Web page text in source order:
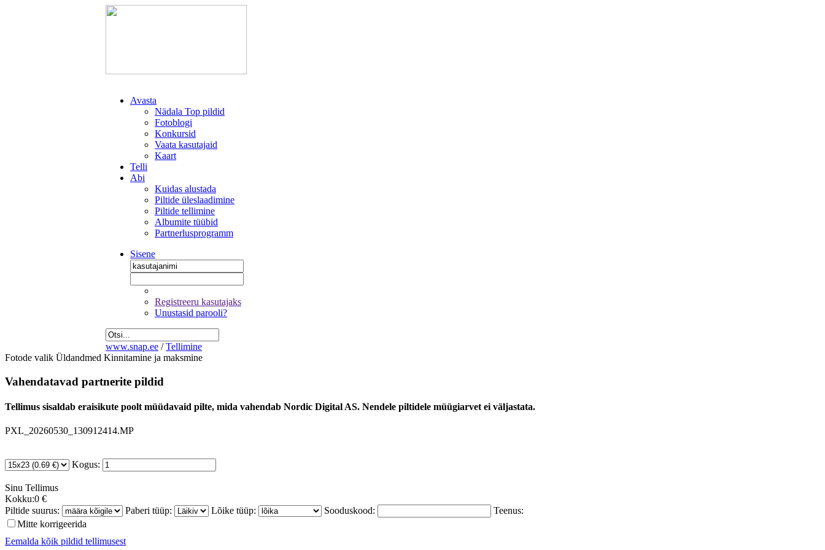
Avasta
Nädala Top pildid
Fotoblogi
Konkursid
Vaata kasutajaid
Kaart
Telli
Abi
Kuidas alustada
Piltide üleslaadimine
Piltide tellimine
Albumite tüübid
Partnerlusprogramm
Sisene
Registreeru kasutajaks
Unustasid parooli?
www.snap.ee / Tellimine
Fotode valik Üldandmed Kinnitamine ja maksmine
Vahendatavad partnerite pildid
Tellimus sisaldab eraisikute poolt müüdavaid pilte, mida vahendab Nordic Digital AS. Nendele piltidele müügiarvet ei väljastata.
PXL_20260530_130912414.MP
Kogus:
Sinu Tellimus
Kokku:0 €
Piltide suurus:
Paberi tüüp: Lõike tüüp: Sooduskood:
Teenus:
Mitte korrigeerida
Eemalda kõik pildid tellimusest